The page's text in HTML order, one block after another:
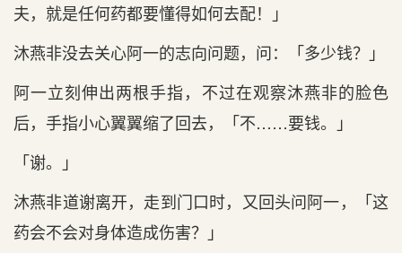
夫，就是任何药都要懂得如何去配！」
沐燕非没去关心阿一的志向问题，问：「多少钱？」
阿一立刻伸出两根手指，不过在观察沐燕非的脸色
后，手指小心翼翼缩了回去，「不……要钱。」
「谢。」
沐燕非道谢离开，走到门口时，又回头问阿一，「这
药会不会对身体造成伤害？」